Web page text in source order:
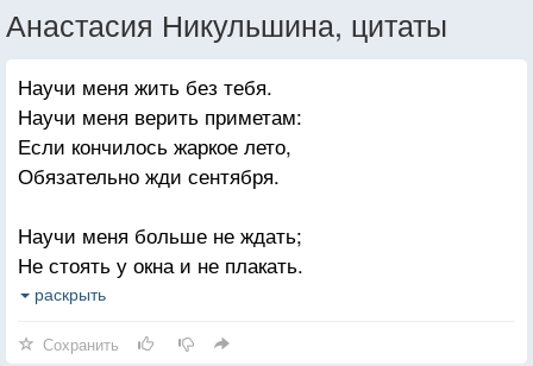
Анастасия Никульшина, цитаты
Научи меня жить без тебя.
Научи меня верить приметам:
Если кончилось жаркое лето,
Обязательно жди сентября.
Научи меня больше не ждать;
Не стоять у окна и не плакать.
И ругая осеннюю слякоть,
раскрыть
Сохранить